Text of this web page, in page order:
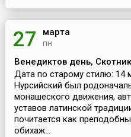
27 марта
пн
Венедиктов день, Скотник
Дата по старому стилю: 14
Нурсийский был
монашеского движения,
уставов латинской
почитается как
обихаж...